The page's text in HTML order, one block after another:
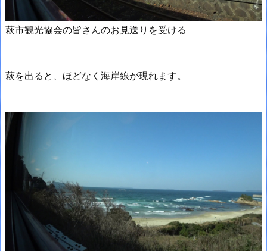
萩市観光協会の皆さんのお見送りを受ける
萩を出ると、ほどなく海岸線が現れます。